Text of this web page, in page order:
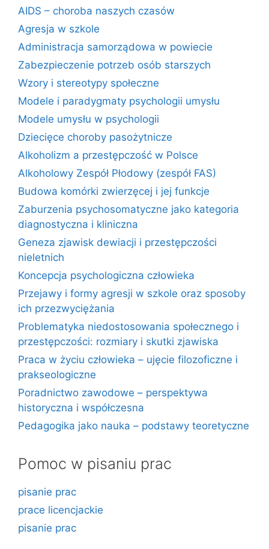
AIDS – choroba naszych czasów
Agresja w szkole
Administracja samorządowa w powiecie
Zabezpieczenie potrzeb osób starszych
Wzory i stereotypy społeczne
Modele i paradygmaty psychologii umysłu
Modele umysłu w psychologii
Dziecięce choroby pasożytnicze
Alkoholizm a przestępczość w Polsce
Alkoholowy Zespół Płodowy (zespół FAS)
Budowa komórki zwierzęcej i jej funkcje
Zaburzenia psychosomatyczne jako kategoria
diagnostyczna i kliniczna
Geneza zjawisk dewiacji i przestępczości
nieletnich
Koncepcja psychologiczna człowieka
Przejawy i formy agresji w szkole oraz sposoby
ich przezwyciężania
Problematyka niedostosowania społecznego i
przestępczości: rozmiary i skutki zjawiska
Praca w życiu człowieka – ujęcie filozoficzne i
prakseologiczne
Poradnictwo zawodowe – perspektywa
historyczna i współczesna
Pedagogika jako nauka – podstawy teoretyczne
Pomoc w pisaniu prac
pisanie prac
prace licencjackie
pisanie prac